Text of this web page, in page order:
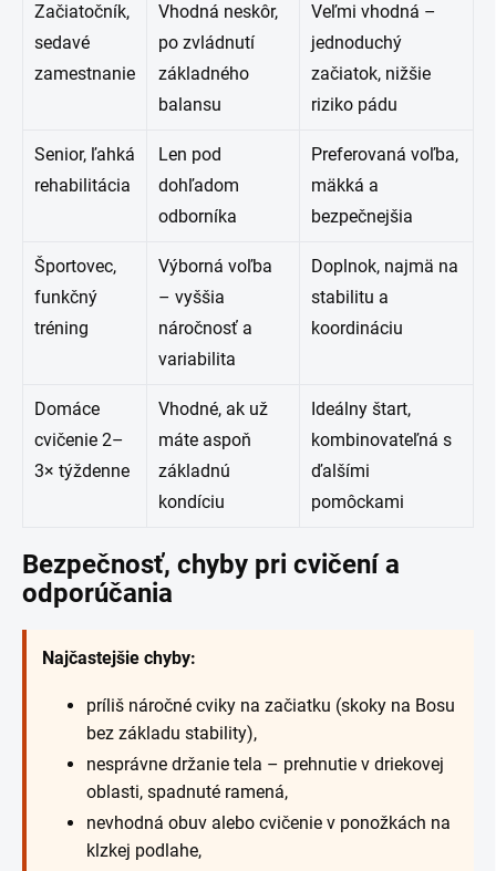
Začiatočník,
sedavé
zamestnanie
Vhodná neskôr,
po zvládnutí
základného
balansu
Veľmi vhodná –
jednoduchý
začiatok, nižšie
riziko pádu
Senior, ľahká
rehabilitácia
Len pod
dohľadom
odborníka
Preferovaná voľba,
mäkká a
bezpečnejšia
Športovec,
funkčný
tréning
Výborná voľba
– vyššia
náročnosť a
variabilita
Doplnok, najmä na
stabilitu a
koordináciu
Domáce
cvičenie 2–
3× týždenne
Vhodné, ak už
máte aspoň
základnú
kondíciu
Ideálny štart,
kombinovateľná s
ďalšími
pomôckami
Bezpečnosť, chyby pri cvičení a
odporúčania
Najčastejšie chyby:
príliš náročné cviky na začiatku (skoky na Bosu
bez základu stability),
nesprávne držanie tela – prehnutie v driekovej
oblasti, spadnuté ramená,
nevhodná obuv alebo cvičenie v ponožkách na
klzkej podlahe,